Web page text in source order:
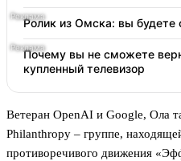
Ролик из Омска: вы будете
Почему вы не сможете
купленный телевизор
Ветеран OpenAI и Google, Ола
Philanthropy – группе,
противоречивого движения